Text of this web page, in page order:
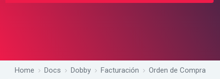
Home Docs Dobby Facturación
Orden de Compra